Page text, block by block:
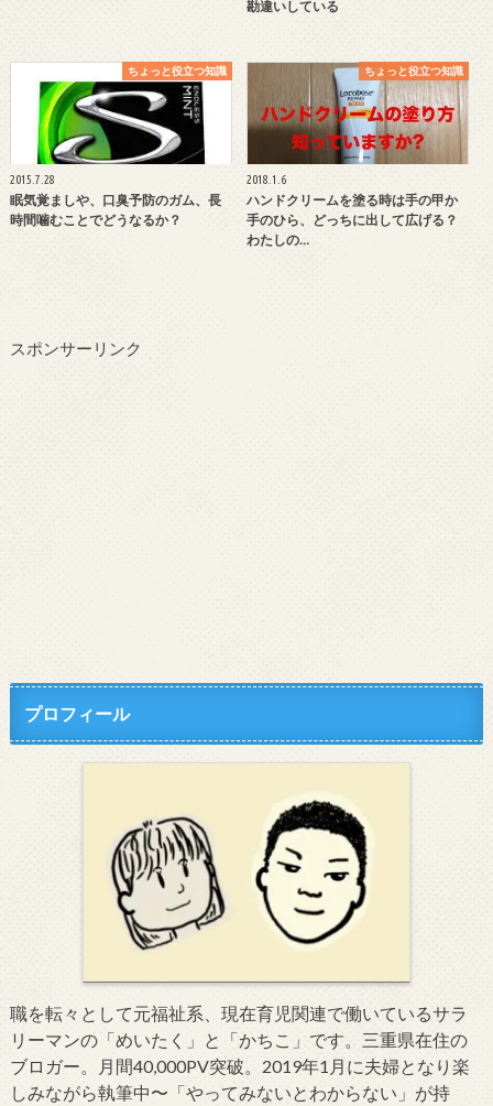
勘違いしている
ちょっと役立つ知識
2015.7.28
眠気覚ましや、口臭予防のガム、長
時間噛むことでどうなるか？
ちょっと役立つ知識
2018.1.6
ハンドクリームを塗る時は手の甲か
手のひら、どっちに出して広げる？
わたしの…
スポンサーリンク
プロフィール
職を転々として元福祉系、現在育児関連で働いているサラ
リーマンの「めいたく」と「かちこ」です。三重県在住の
ブロガー。月間40,000PV突破。2019年1月に夫婦となり楽
しみながら執筆中〜「やってみないとわからない」が持